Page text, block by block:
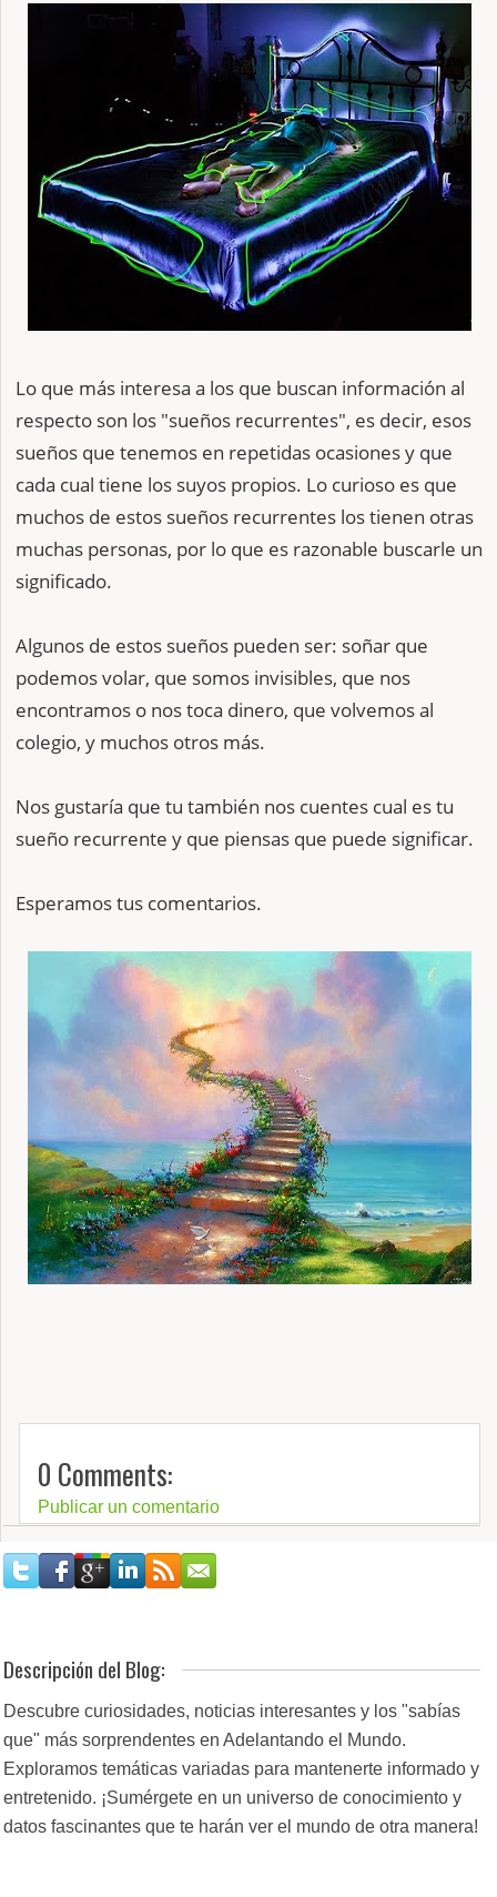
Lo que más interesa a los que buscan información al
respecto son los "sueños recurrentes", es decir, esos
sueños que tenemos en repetidas ocasiones y que
cada cual tiene los suyos propios. Lo curioso es que
muchos de estos sueños recurrentes los tienen otras
muchas personas, por lo que es razonable buscarle un
significado.
Algunos de estos sueños pueden ser: soñar que
podemos volar, que somos invisibles, que nos
encontramos o nos toca dinero, que volvemos al
colegio, y muchos otros más.
Nos gustaría que tu también nos cuentes cual es tu
sueño recurrente y que piensas que puede significar.
Esperamos tus comentarios.
0 Comments:
Publicar un comentario
Descripción del Blog:
Descubre curiosidades, noticias interesantes y los "sabías
que" más sorprendentes en Adelantando el Mundo.
Exploramos temáticas variadas para mantenerte informado y
entretenido. ¡Sumérgete en un universo de conocimiento y
datos fascinantes que te harán ver el mundo de otra manera!